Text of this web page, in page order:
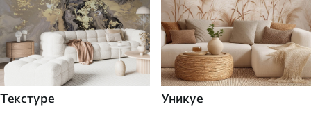
Текстуре Уникуе